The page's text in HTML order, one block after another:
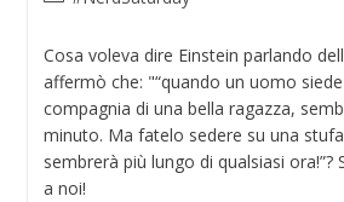
Cosa voleva dire Einstein parlando
affermò che: "“quando un uomo siede
compagnia di una bella ragazza,
minuto. Ma fatelo sedere su una
sembrerà più lungo di qualsiasi ora!”?
a noi!